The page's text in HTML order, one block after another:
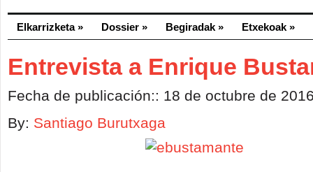
Elkarrizketa» Dossier » Begiradak » Etxekoak »
Entrevista a Enrique
Fecha de publicación:: 18 de octubre de
By: Santiago Burutxaga